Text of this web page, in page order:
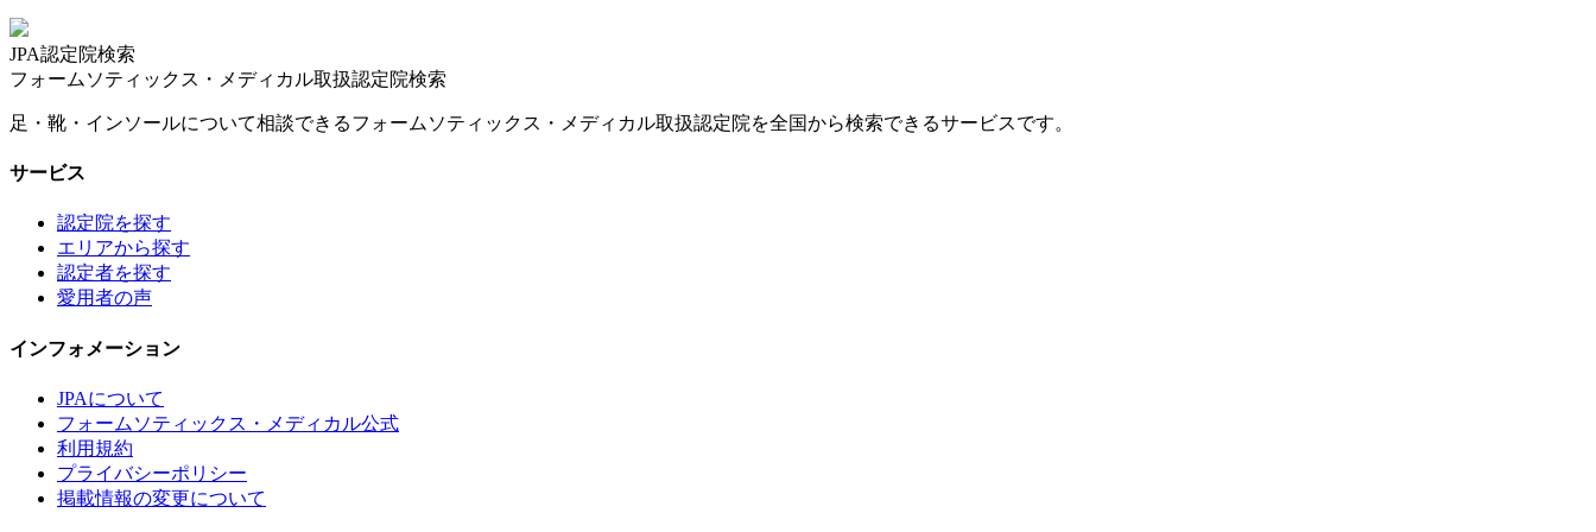
JPA認定院検索
フォームソティックス・メディカル取扱認定院検索
足・靴・インソールについて相談できるフォームソティックス・メディカル取扱認定院を全国から検索できるサービスです。
サービス
認定院を探す
エリアから探す
認定者を探す
愛用者の声
インフォメーション
JPAについて
フォームソティックス・メディカル公式
利用規約
プライバシーポリシー
掲載情報の変更について